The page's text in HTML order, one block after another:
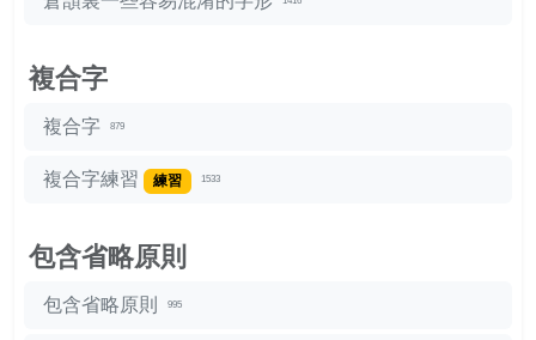
複合字
複合字 879
複合字練習 練習 1533
包含省略原則
包含省略原則 995